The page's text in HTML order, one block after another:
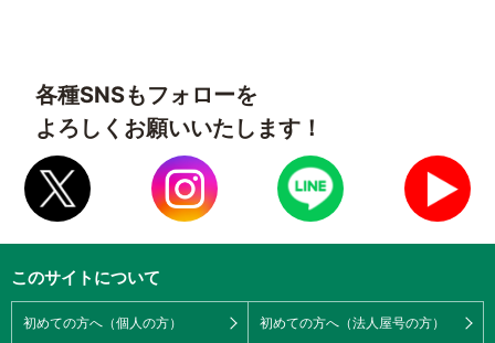
各種SNSもフォローを
よろしくお願いいたします！
このサイトについて
初めての方へ（個人の方） 初めての方へ（法人屋号の方）